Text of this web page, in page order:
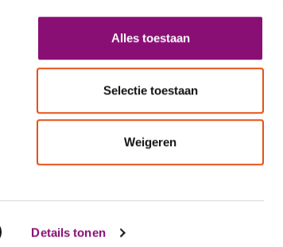
Details tonen
Alles toestaan
Selectie toestaan
Weigeren
info@eemhart.nl